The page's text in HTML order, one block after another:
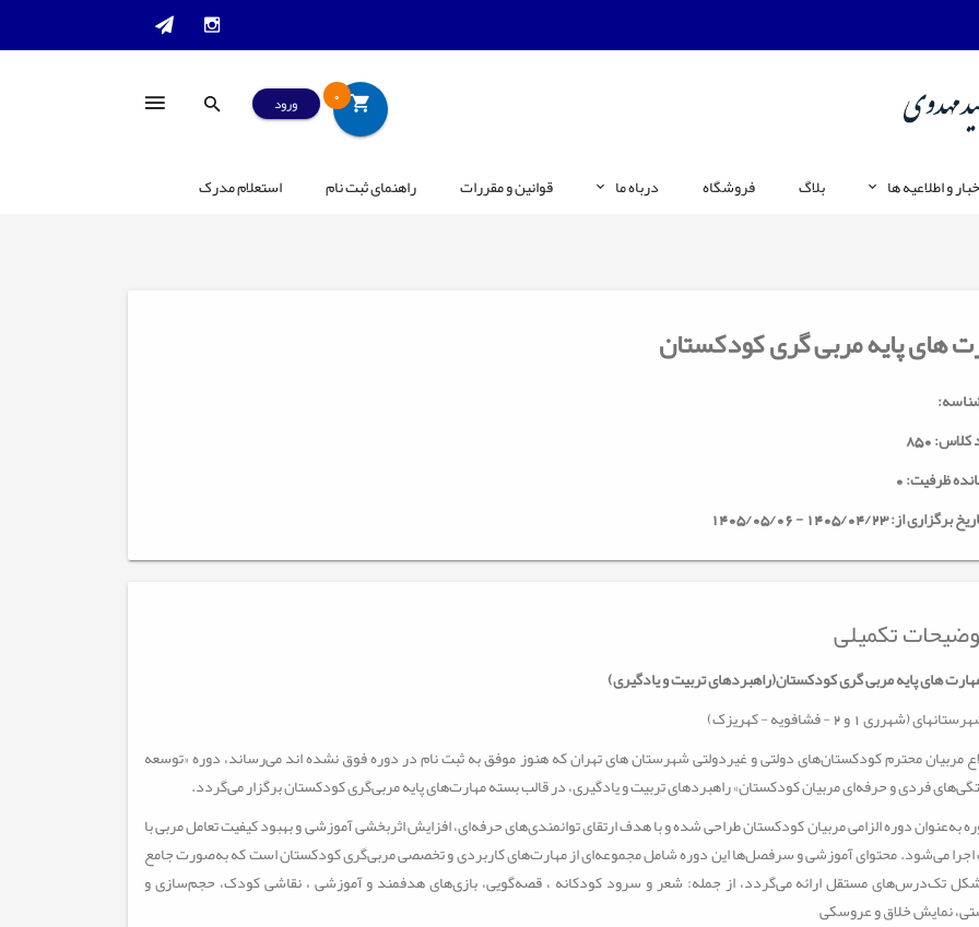
0 ورود
و اطلاعیه ها بلاگ فروشگاه درباه ما قوانین و مقررات راهنمای ثبت نام استعلام مدرک
های پایه مربی گری کودکستان
کلاس:850
ظرفیت: 0
برگزاری از: 1405/04/23 - 1405/05/06
تکمیلی
های پایه مربی گری کودکستان(راهبردهای تربیت و یادگیری)
(شهرری 1 و 2 - فشافویه - کهریزک)
مربیان محترم کودکستان‌های دولتی و غیردولتی شهرستان های تهران که هنوز موفق به ثبت نام در دوره فوق نشده اند می‌رساند، دوره «توسعه
فردی و حرفه‌ای مربیان کودکستان» راهبردهای تربیت و یادگیری، در قالب بسته مهارت‌های پایه مربی‌گری کودکستان برگزار می‌گردد.
به‌عنوان دوره الزامی مربیان کودکستان طراحی شده و با هدف ارتقای توانمندی‌های حرفه‌ای، افزایش اثربخشی آموزشی و بهبود کیفیت تعامل مربی با
می‌شود. محتوای آموزشی و سرفصل‌ها این دوره شامل مجموعه‌ای از مهارت‌های کاربردی و تخصصی مربی‌گری کودکستان است که به‌صورت جامع
تک‌درس‌های مستقل ارائه می‌گردد، از جمله: شعر و سرود کودکانه ، قصه‌گویی، بازی‌های هدفمند و آموزشی ، نقاشی کودک، حجم‌سازی و
نمایش خلاق و عروسکی